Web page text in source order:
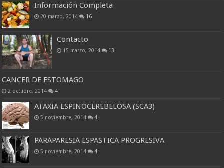
Información Completa
20 marzo, 2014 16
Contacto
15 marzo, 2014 13
CANCER DE ESTOMAGO
2 octubre, 2014 4
ATAXIA ESPINOCEREBELOSA (SCA3)
5 noviembre, 2014 4
PARAPARESIA ESPASTICA PROGRESIVA
5 noviembre, 2014 4